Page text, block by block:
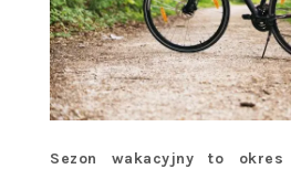
Sezon wakacyjny to okres